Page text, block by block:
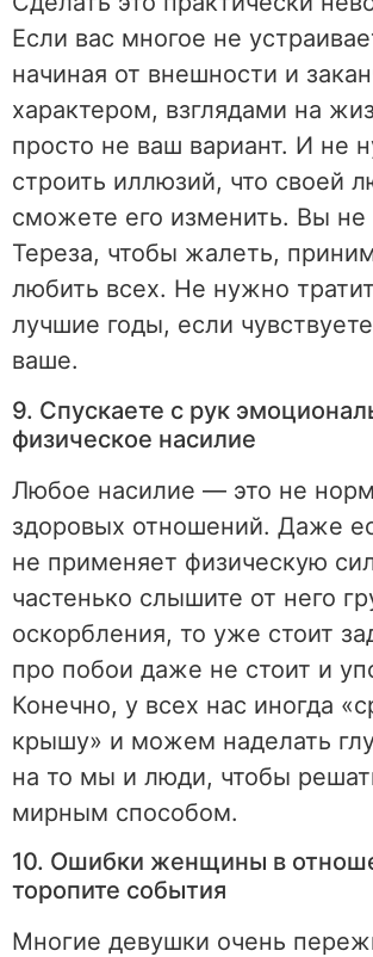
Если вас многое не
начиная от внешности и
характером, взглядами на
просто не ваш вариант. И не
строить иллюзий, что своей
сможете его изменить. Вы не
Тереза, чтобы жалеть,
любить всех. Не нужно
лучшие годы, если
ваше.
9. Спускаете с рук
физическое насилие
Любое насилие — это не
здоровых отношений. Даже
не применяет физическую
частенько слышите от него
оскорбления, то уже стоит
про побои даже не стоит и
Конечно, у всех нас иногда
крышу» и можем наделать
на то мы и люди, чтобы
мирным способом.
10. Ошибки женщины в
торопите события
Многие девушки очень